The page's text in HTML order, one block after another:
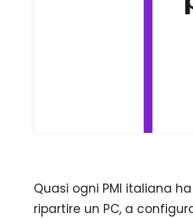
Quasi ogni PMI italiana
ripartire un PC, a